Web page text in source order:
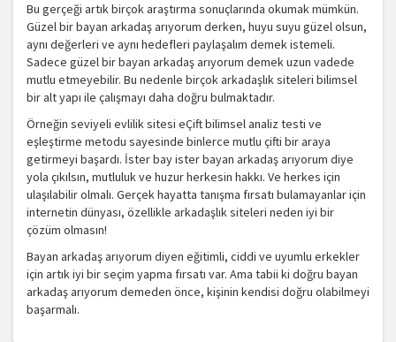
Bu gerçeği artık birçok araştırma sonuçlarında okumak mümkün.
Güzel bir bayan arkadaş arıyorum derken, huyu suyu güzel olsun,
aynı değerleri ve aynı hedefleri paylaşalım demek istemeli.
Sadece güzel bir bayan arkadaş arıyorum demek uzun vadede
mutlu etmeyebilir. Bu nedenle birçok arkadaşlık siteleri bilimsel
bir alt yapı ile çalışmayı daha doğru bulmaktadır.
Örneğin seviyeli evlilik sitesi eÇift bilimsel analiz testi ve
eşleştirme metodu sayesinde binlerce mutlu çifti bir araya
getirmeyi başardı. İster bay ister bayan arkadaş arıyorum diye
yola çıkılsın, mutluluk ve huzur herkesin hakkı. Ve herkes için
ulaşılabilir olmalı. Gerçek hayatta tanışma fırsatı bulamayanlar için
internetin dünyası, özellikle arkadaşlık siteleri neden iyi bir
çözüm olmasın!
Bayan arkadaş arıyorum diyen eğitimli, ciddi ve uyumlu erkekler
için artık iyi bir seçim yapma fırsatı var. Ama tabii ki doğru bayan
arkadaş arıyorum demeden önce, kişinin kendisi doğru olabilmeyi
başarmalı.